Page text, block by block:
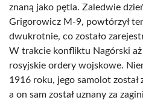
znaną jako pętla. Zaledwie
Grigorowicz M-9, powtórzył
dwukrotnie, co zostało
W trakcie konfliktu Nagórski
rosyjskie ordery wojskowe.
1916 roku, jego samolot
a on sam został uznany za